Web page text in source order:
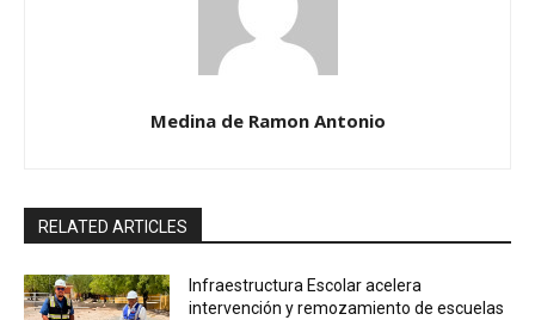
Medina de Ramon Antonio
RELATED ARTICLES
Infraestructura Escolar acelera
intervención y remozamiento de escuelas